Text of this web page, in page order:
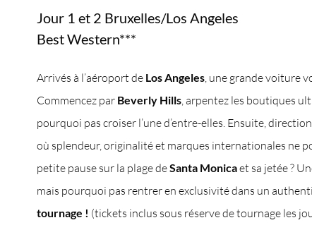
Jour 1 et 2 Bruxelles/Los Angeles
Best Western***
Arrivés à l’aéroport de Los Angeles, une grande voiture
Commencez par Beverly Hills, arpentez les boutiques
pourquoi pas croiser l’une d’entre-elles. Ensuite,
où splendeur, originalité et marques internationales ne
petite pause sur la plage deSanta Monicaet sa jetée ?
mais pourquoi pas rentrer en exclusivité dans un
tournage ! (tickets inclus sous réserve de tournage les